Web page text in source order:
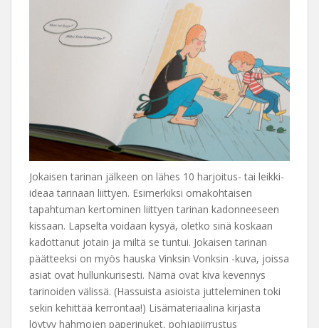
Jokaisen tarinan jälkeen on lähes 10 harjoitus- tai leikki-
ideaa tarinaan liittyen. Esimerkiksi omakohtaisen
tapahtuman kertominen liittyen tarinan kadonneeseen
kissaan. Lapselta voidaan kysyä, oletko sinä koskaan
kadottanut jotain ja miltä se tuntui. Jokaisen tarinan
päätteeksi on myös hauska Vinksin Vonksin -kuva, joissa
asiat ovat hullunkurisesti. Nämä ovat kiva kevennys
tarinoiden välissä. (Hassuista asioista jutteleminen toki
sekin kehittää kerrontaa!) Lisämateriaalina kirjasta
löytyy hahmojen paperinuket, pohjapiirrustus